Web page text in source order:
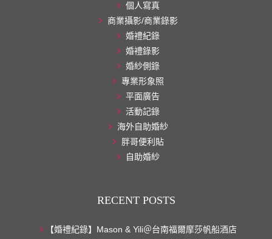
個人寫真
商業攝影/商業錄影
婚禮紀錄
婚禮錄影
婚紗側錄
專業形象照
平面廣告
活動記錄
海外自助婚紗
胖哥便利貼
自助婚紗
RECENT POSTS
【婚禮紀錄】Mason & Yili＠台南福爾摩莎帆船酒店